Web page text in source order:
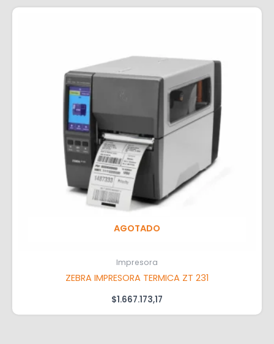
AGOTADO
Impresora
ZEBRA IMPRESORA TERMICA ZT 231
$1.667.173,17